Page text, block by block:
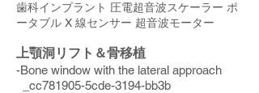
歯科インプラント 圧電超音波スケーラー ポ
ータブル X 線センサー 超音波モーター
上顎洞リフト＆骨移植
-Bone window with the lateral approach
_cc781905-5cde-3194-bb3b